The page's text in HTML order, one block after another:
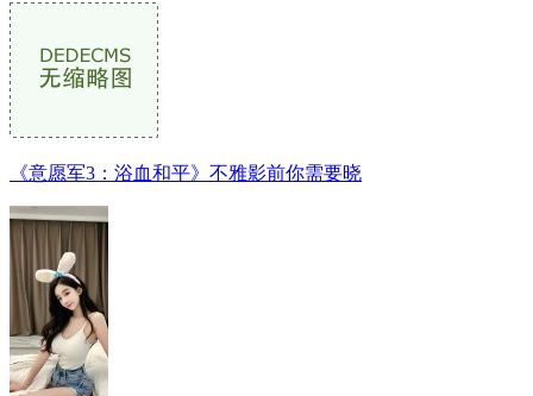
《意愿军3：浴血和平》不雅影前你需要晓